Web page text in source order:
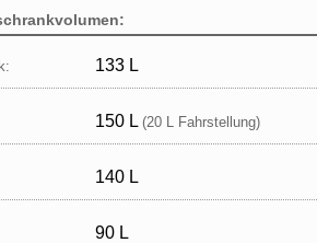
133 L
150 L (20 L Fahrstellung)
140 L
90 L